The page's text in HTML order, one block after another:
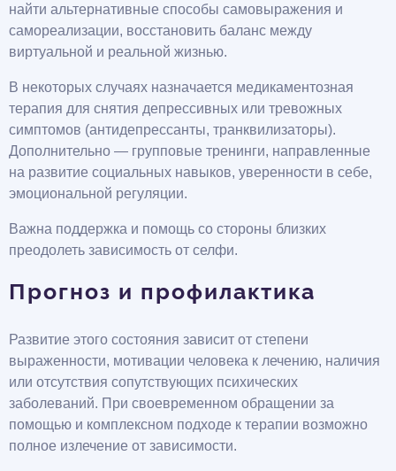
найти альтернативные способы самовыражения и
самореализации, восстановить баланс между
виртуальной и реальной жизнью.
В некоторых случаях назначается медикаментозная
терапия для снятия депрессивных или тревожных
симптомов (антидепрессанты, транквилизаторы).
Дополнительно — групповые тренинги, направленные
на развитие социальных навыков, уверенности в себе,
эмоциональной регуляции.
Важна поддержка и помощь со стороны близких
преодолеть зависимость от селфи.
Прогноз и профилактика
Развитие этого состояния зависит от степени
выраженности, мотивации человека к лечению, наличия
или отсутствия сопутствующих психических
заболеваний. При своевременном обращении за
помощью и комплексном подходе к терапии возможно
полное излечение от зависимости.